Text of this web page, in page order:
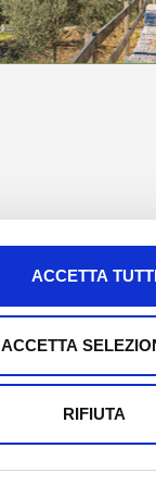
ACCETTA
ACCETTA
RIFIUTA
Tel +